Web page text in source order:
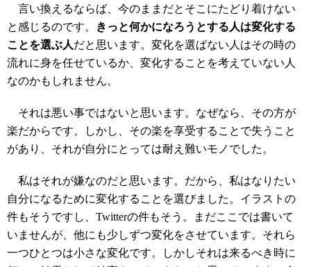
言い換えるならば、今のままだとそこにたどり着けない
と感じるのです。
きっと何かになろうとする人は変化する
ことを選ぶ人だと思います。変化を選ばない人はその時の
流れに身を任せているか、変化することを考えていない人
なのかもしれません。
それは悪い事ではないと思います。なぜなら、その方が
楽だからです。しかし、その楽を享受することで失うこと
があり、それが自分にとっては耐え難いモノでした。
私はそれが嫌なのだと思います。だから、私はなりたい
自分になるために変化することを選びました。イラストの
件もそうですし、Twitterの件もそう。まだここでは書いて
いませんが、他にも少しずつ変化をさせています。それら
一つひとつは小さな変化です。しかしそれは来るべき時に